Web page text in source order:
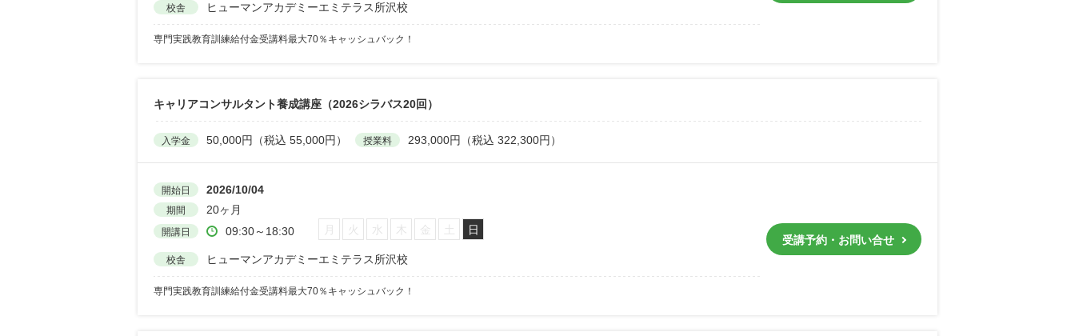
校舎 ヒューマンアカデミーエミテラス所沢校
専門実践教育訓練給付金受講料最大70％キャッシュバック！
キャリアコンサルタント養成講座（2026シラバス20回）
入学金 50,000円（税込 55,000円） 授業料 293,000円（税込 322,300円）
開始日 2026/10/04
期間 20ヶ月
開講日 09:30～18:30 月 火 水 木 金 土 日
校舎 ヒューマンアカデミーエミテラス所沢校
専門実践教育訓練給付金受講料最大70％キャッシュバック！
受講予約・お問い合せ